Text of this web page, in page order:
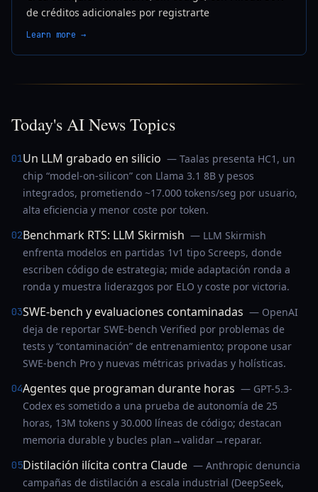
de créditos adicionales por registrarte
Learn more →
Today's AI News Topics
01Un LLM grabado en silicio — Taalas presenta HC1, un
chip “model-on-silicon” con Llama 3.1 8B y pesos
integrados, prometiendo ~17.000 tokens/seg por usuario,
alta eficiencia y menor coste por token.
02Benchmark RTS: LLM Skirmish — LLM Skirmish
enfrenta modelos en partidas 1v1 tipo Screeps, donde
escriben código de estrategia; mide adaptación ronda a
ronda y muestra liderazgos por ELO y coste por victoria.
03SWE-bench y evaluaciones contaminadas — OpenAI
deja de reportar SWE-bench Verified por problemas de
tests y “contaminación” de entrenamiento; propone usar
SWE-bench Pro y nuevas métricas privadas y holísticas.
04Agentes que programan durante horas — GPT-5.3-
Codex es sometido a una prueba de autonomía de 25
horas, 13M tokens y 30.000 líneas de código; destacan
memoria durable y bucles plan→validar→reparar.
05Distilación ilícita contra Claude — Anthropic denuncia
campañas de distilación a escala industrial (DeepSeek,